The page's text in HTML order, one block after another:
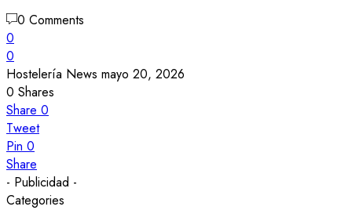
0 Comments
0
0
Hostelería News mayo 20, 2026
0 Shares
Share 0
Tweet
Pin 0
Share
- Publicidad -
Categories